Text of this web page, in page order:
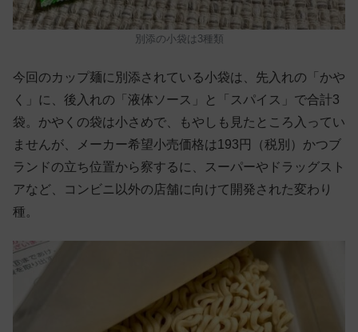
別添の小袋は3種類
今回のカップ麺に別添されている小袋は、先入れの「かや
く」に、後入れの「液体ソース」と「スパイス」で合計3
袋。かやくの袋は小さめで、もやしも見たところ入ってい
ませんが、メーカー希望小売価格は193円（税別）かつブ
ランドの立ち位置から察するに、スーパーやドラッグスト
アなど、コンビニ以外の店舗に向けて開発された変わり
種。